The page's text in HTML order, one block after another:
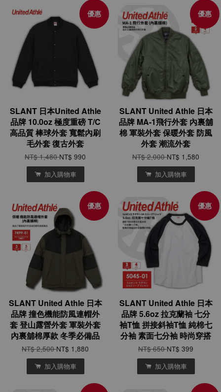
優惠
SLANT 日本United Athle
品牌 10.0oz 極度重磅 T/C
高品質 棒球外套 寬鬆內刷
毛外套 復古外套
NT$ 1,480NT$ 990
加入購物車
優惠
SLANT United Athle 日本
品牌 MA-1飛行外套 內裏舖
棉 軍裝外套 保暖外套 防風
外套 潮流外套
NT$ 2,000NT$ 1,580
加入購物車
優惠
SLANT United Athle 日本
品牌 撞色機能防風連帽外
套 登山露營外套 軍裝外套
內裏舖棉厚款 冬季必備品
NT$ 2,500NT$ 1,880
加入購物車
優惠
SLANT United Athle 日本
品牌 5.6oz 拉克蘭袖 七分
袖T恤 拼接斜袖T恤 純棉七
分袖 素面七分袖 時尚穿搭
NT$ 650NT$ 399
加入購物車